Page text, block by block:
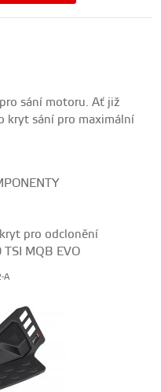
sání motoru. Ať již
kryt sání pro maximální
pro odclonění
MQB EVO
A